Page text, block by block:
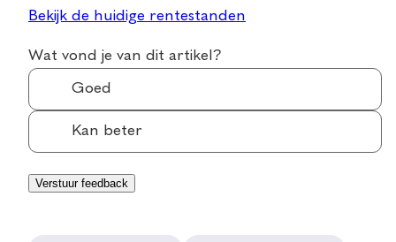
Bekijk de huidige rentestanden
Wat vond je van dit artikel?
Goed
Kan beter